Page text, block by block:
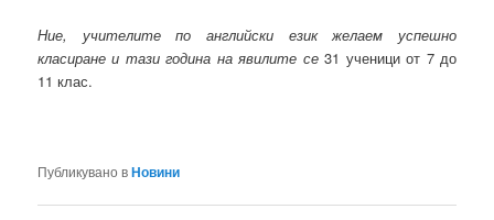
Ние, учителите по английски език желаем успешно
класиране и тази година на явилите се31 ученици от 7 до
11 клас.
Публикувано вНовини